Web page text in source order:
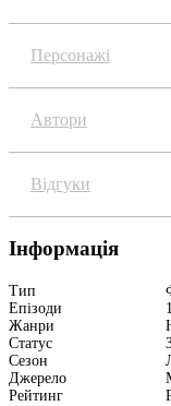
Персонажі
Автори
Відгуки
Інформація
Тип
Епізоди
1
Жанри
Статус
Сезон
Джерело
Рейтинг